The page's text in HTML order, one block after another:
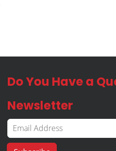
Do You Have a
Newsletter